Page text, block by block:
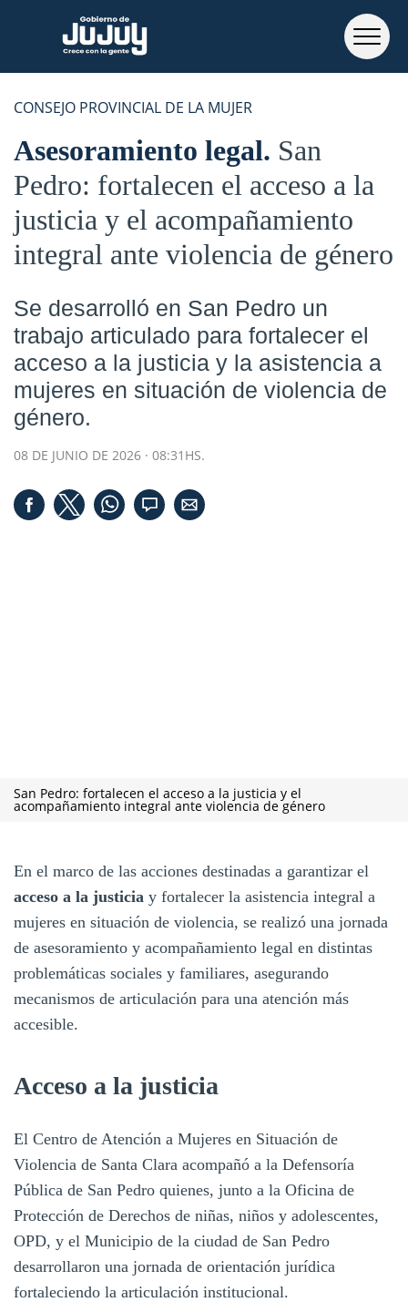
CONSEJO PROVINCIAL DE LA MUJER
Asesoramiento legal San
Pedro: fortalecen el acceso a la
justicia y el acompañamiento
integral ante violencia de género
Se desarrolló en San Pedro un
trabajo articulado para fortalecer el
acceso a la justicia y la asistencia a
mujeres en situación de violencia de
género.
08 DE JUNIO DE 2026 · 08:31HS.
San Pedro: fortalecen el acceso a la justicia y el
acompañamiento integral ante violencia de género
En el marco de las acciones destinadas a garantizar el
acceso a la justicia y fortalecer la asistencia integral a
mujeres en situación de violencia, se realizó una jornada
de asesoramiento y acompañamiento legal en distintas
problemáticas sociales y familiares, asegurando
mecanismos de articulación para una atención más
accesible.
Acceso a la justicia
El Centro de Atención a Mujeres en Situación de
Violencia de Santa Clara acompañó a la Defensoría
Pública de San Pedro quienes, junto a la Oficina de
Protección de Derechos de niñas, niños y adolescentes,
OPD, y el Municipio de la ciudad de San Pedro
desarrollaron una jornada de orientación jurídica
fortaleciendo la articulación institucional.